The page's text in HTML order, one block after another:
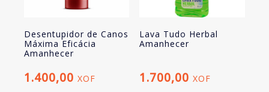
Desentupidor de Canos
Máxima Eficácia
Amanhecer
1.400,00 XOF
Lava Tudo Herbal
Amanhecer
1.700,00XOF